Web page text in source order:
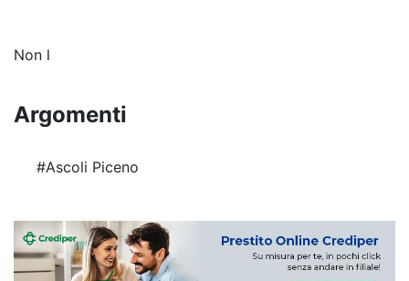
Non l
Argomenti
#Ascoli Piceno